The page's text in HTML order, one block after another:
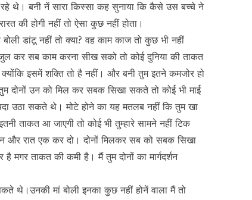
थे। बनी नें सारा किस्सा कह सुनाया कि कैसे उस बच्चे ने
की होगी नहीं तो ऐसा कुछ नहीं होता।
डांटू नहीं तो क्या? वह काम काज तो कुछ भी नहीं
कर सब काम करना सीख सको तो कोई दुनिया की ताकत
इसमें शक्ति तो है नहीं। और बनी तुम इतने कमजोर हो
दोनों उन को मिल कर सबक सिखा सकते तो कोई भी माई
उठा सकते थे। मोटे होने का यह मतलब नहीं कि तुम खा
ताकत आ जाएगी तो कोई भी तुम्हारे सामने नहीं टिक
और रात एक कर दो। दोनों मिलकर सब को सबक सिखा
ताकत की कमी है। मैं तुम दोनों का मार्गदर्शन
थे।उनकी मां बोली इनका कुछ नहीं होनें वाला मैं तो